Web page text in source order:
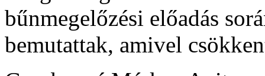
bűnmegelőzési előadás
bemutattak, amivel